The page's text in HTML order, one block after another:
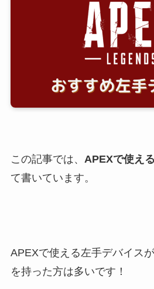
この記事では、 APEXで使え
て書いています。
APEXで使える左手デバイス
を持った方は多いです！